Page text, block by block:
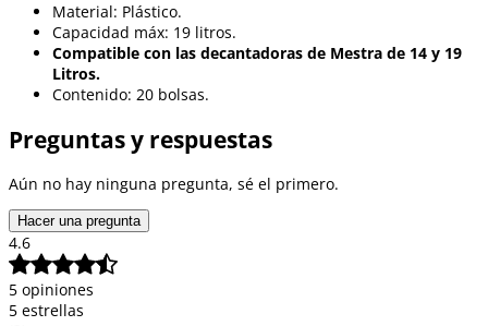
Material: Plástico.
Capacidad máx: 19 litros.
Compatible con las decantadoras de Mestra de 14 y 19
Litros.
Contenido: 20 bolsas.
Preguntas y respuestas
Aún no hay ninguna pregunta, sé el primero.
Hacer una pregunta
4.6
5 opiniones
5 estrellas